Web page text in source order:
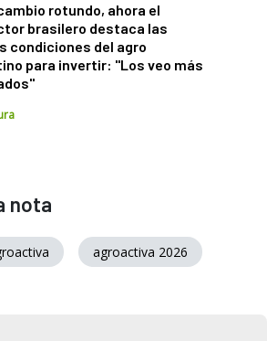
rotundo, ahora el
brasilero destaca las
condiciones del agro
para invertir: "Los veo más
nota
agroactiva 2026